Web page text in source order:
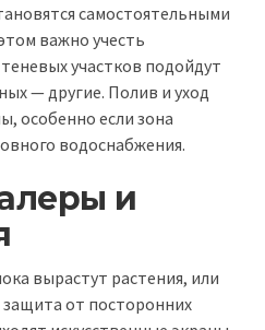
самостоятельными
важно учесть
участков подойдут
— другие. Полив и уход
особенно если зона
водоснабжения.
и
вырастут растения, или
защита от посторонних